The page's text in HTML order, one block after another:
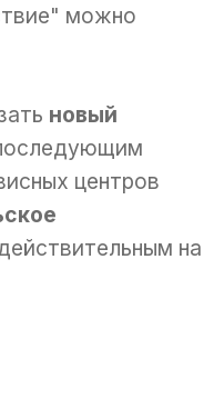
можно
новый
центров
на